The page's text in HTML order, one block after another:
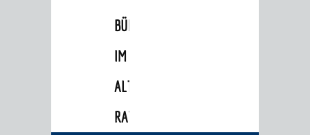
BÜRGERSAAL
IM
ALTEN
RATHAUS
Radfahren
Verkehrsplanung
STADTPLAN / GEOPORTAL